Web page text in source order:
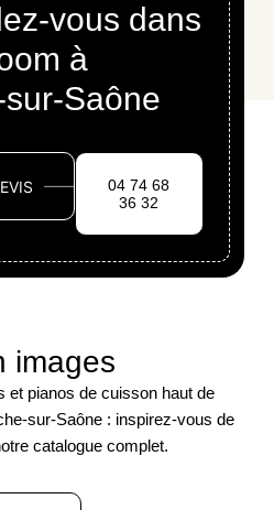
vous dans
à
Saône
04 74 68
36 32
images
et pianos de cuisson haut de
sur-Saône : inspirez-vous de
catalogue complet.